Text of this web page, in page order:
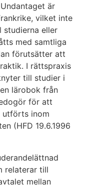
är
vilket inte
eller
med samtliga
förutsätter att
I rättspraxis
till studier i
lärobok från
för att
utförts inom
(HFD 19.6.1996
relaterar till
mellan